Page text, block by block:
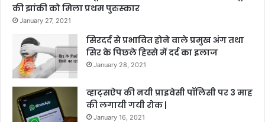
की झांकी को मिला प्रथम पुरुस्कार
January 27, 2021
सिरदर्द से प्रभावित होने वाले प्रमुख अंग तथा
सिर के पिछले हिस्से में दर्द का इलाज
January 28, 2021
व्हाट्सऐप की नयी प्राइवेसी पॉलिसी पर 3 माह
की लगायी गयी रोक |
January 16, 2021